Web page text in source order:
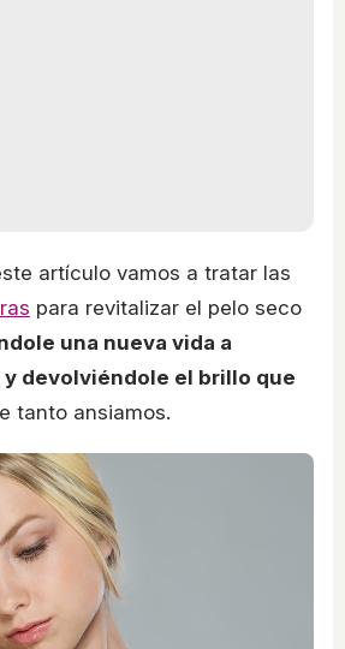
artículo vamos a tratar las
para revitalizar el pelo seco
una nueva vida a
devolviéndole el brillo que
tanto ansiamos.